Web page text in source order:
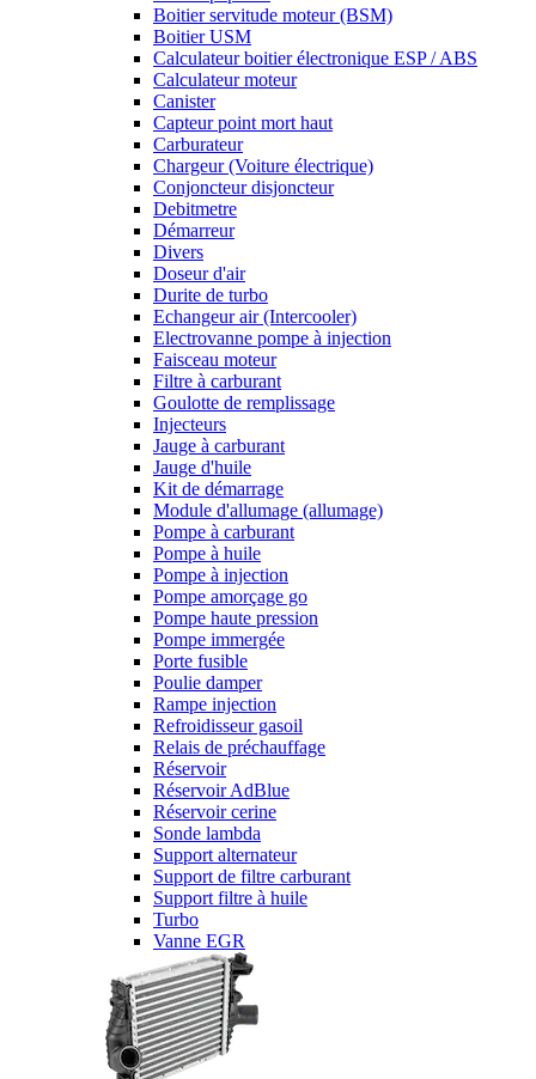
Boitier servitude moteur (BSM)
Boitier USM
Calculateur boitier électronique ESP / ABS
Calculateur moteur
Canister
Capteur point mort haut
Carburateur
Chargeur (Voiture électrique)
Conjoncteur disjoncteur
Debitmetre
Démarreur
Divers
Doseur d'air
Durite de turbo
Echangeur air (Intercooler)
Electrovanne pompe à injection
Faisceau moteur
Filtre à carburant
Goulotte de remplissage
Injecteurs
Jauge à carburant
Jauge d'huile
Kit de démarrage
Module d'allumage (allumage)
Pompe à carburant
Pompe à huile
Pompe à injection
Pompe amorçage go
Pompe haute pression
Pompe immergée
Porte fusible
Poulie damper
Rampe injection
Refroidisseur gasoil
Relais de préchauffage
Réservoir
Réservoir AdBlue
Réservoir cerine
Sonde lambda
Support alternateur
Support de filtre carburant
Support filtre à huile
Turbo
Vanne EGR